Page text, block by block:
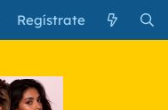
Regístrate